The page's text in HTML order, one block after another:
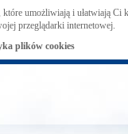
umożliwiają i ułatwiają Ci
przeglądarki internetowej.
plików cookies